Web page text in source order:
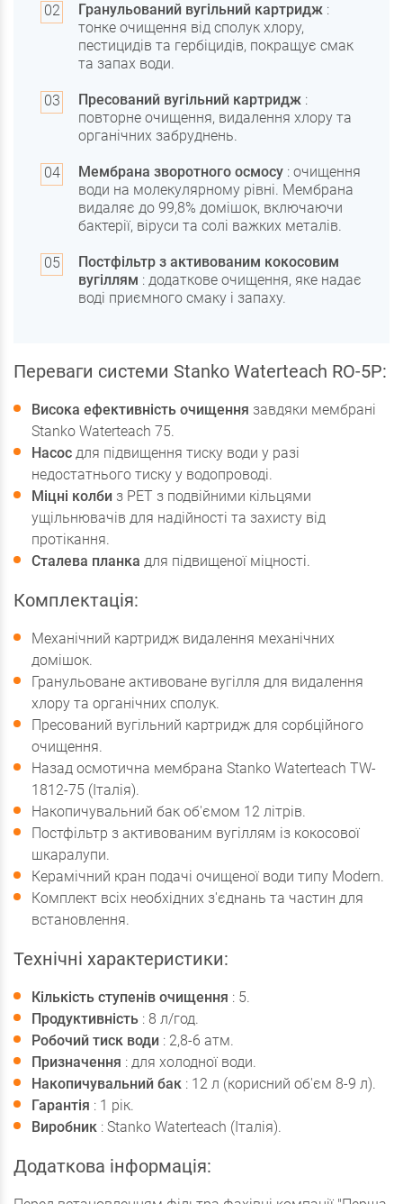
Гранульований вугільний картридж :
тонке очищення від сполук хлору,
пестицидів та гербіцидів, покращує смак
та запах води.
Пресований вугільний картридж :
повторне очищення, видалення хлору та
органічних забруднень.
Мембрана зворотного осмосу : очищення
води на молекулярному рівні. Мембрана
видаляє до 99,8% домішок, включаючи
бактерії, віруси та солі важких металів.
Постфільтр з активованим кокосовим
вугіллям : додаткове очищення, яке надає
воді приємного смаку і запаху.
Переваги системи Stanko Waterteach RO-5P:
Висока ефективність очищення завдяки мембрані
Stanko Waterteach 75.
Насос для підвищення тиску води у разі
недостатнього тиску у водопроводі.
Міцні колби з РЕТ з подвійними кільцями
ущільнювачів для надійності та захисту від
протікання.
Сталева планка для підвищеної міцності.
Комплектація:
Механічний картридж видалення механічних
домішок.
Гранульоване активоване вугілля для видалення
хлору та органічних сполук.
Пресований вугільний картридж для сорбційного
очищення.
Назад осмотична мембрана Stanko Waterteach TW-
1812-75 (Італія).
Накопичувальний бак об'ємом 12 літрів.
Постфільтр з активованим вугіллям із кокосової
шкаралупи.
Керамічний кран подачі очищеної води типу Modern.
Комплект всіх необхідних з'єднань та частин для
встановлення.
Технічні характеристики:
Кількість ступенів очищення : 5.
Продуктивність : 8 л/год.
Робочий тиск води : 2,8-6 атм.
Призначення : для холодної води.
Накопичувальний бак : 12 л (корисний об'єм 8-9 л).
Гарантія : 1 рік.
Виробник : Stanko Waterteach (Італія).
Додаткова інформація: